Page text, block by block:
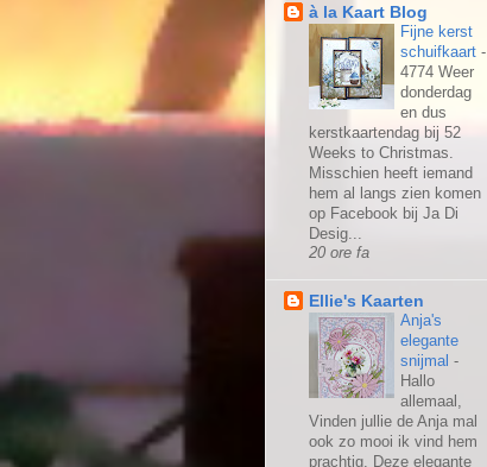
à la Kaart Blog
Fijne kerst
schuifkaart -
4774 Weer
donderdag
en dus
kerstkaartendag bij 52
Weeks to Christmas.
Misschien heeft iemand
hem al langs zien komen
op Facebook bij Ja Di
Desig...
20 ore fa
Ellie's Kaarten
Anja's
elegante
snijmal -
Hallo
allemaal,
Vinden jullie de Anja mal
ook zo mooi ik vind hem
prachtig. Deze elegante